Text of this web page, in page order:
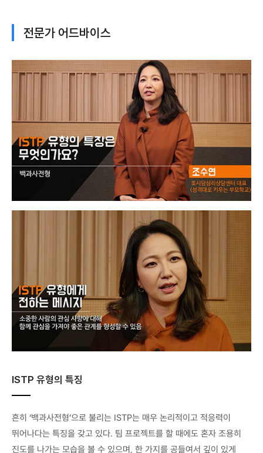
전문가 어드바이스
ISTP 유형의 특징
흔히 ‘백과사전형’으로 불리는 ISTP는 매우 논리적이고 적응력이
뛰어나다는 특징을 갖고 있다. 팀 프로젝트를 할 때에도 혼자 조용히
진도를 나가는 모습을 볼 수 있으며, 한 가지를 공들여서 깊이 있게